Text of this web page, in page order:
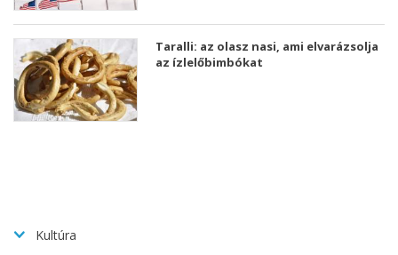
Taralli: az olasz nasi, ami elvarázsolja
az ízlelőbimbókat
Kultúra